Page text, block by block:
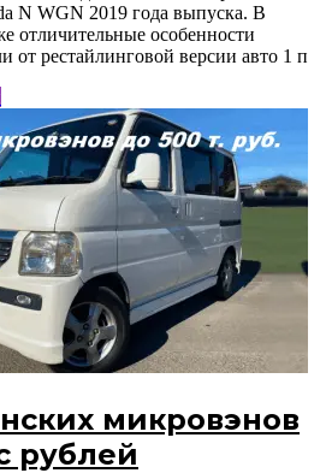
N WGN 2019 года выпуска. В
отличительные особенности
от рестайлинговой версии авто 1 п
микровэнов
рублей